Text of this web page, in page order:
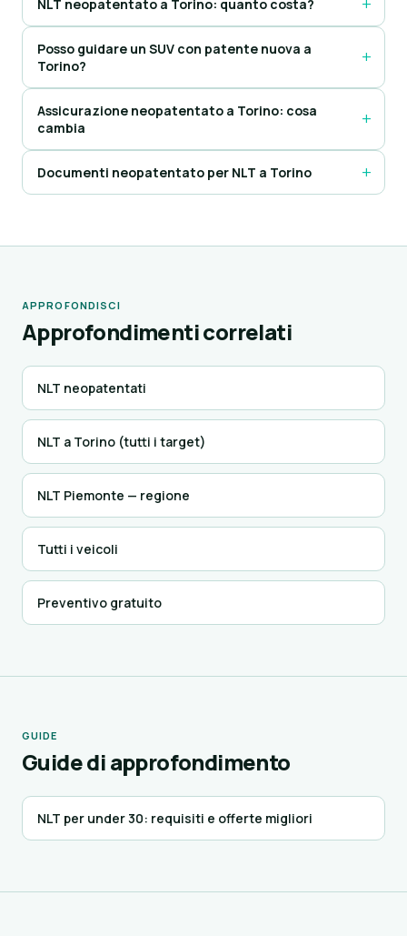
NLT neopatentato a Torino: quanto costa?
Posso guidare un SUV con patente nuova a
Torino?
Assicurazione neopatentato a Torino: cosa
cambia
Documenti neopatentato per NLT a Torino
APPROFONDISCI
Approfondimenti correlati
NLT neopatentati
NLT a Torino (tutti i target)
NLT Piemonte — regione
Tutti i veicoli
Preventivo gratuito
GUIDE
Guide di approfondimento
NLT per under 30: requisiti e offerte migliori